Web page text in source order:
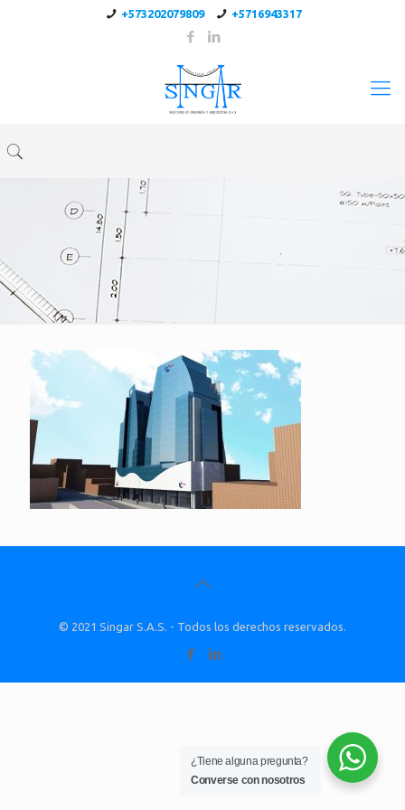
+573202079809 +5716943317
© 2021 Singar S.A.S. - Todos los derechos reservados.
¿Tiene alguna pregunta?
Converse con nosotros